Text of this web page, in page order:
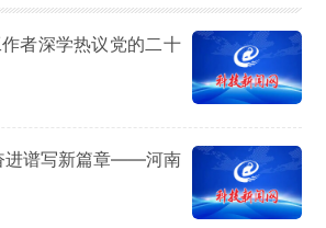
者深学热议党的二十
进谱写新篇章——河南